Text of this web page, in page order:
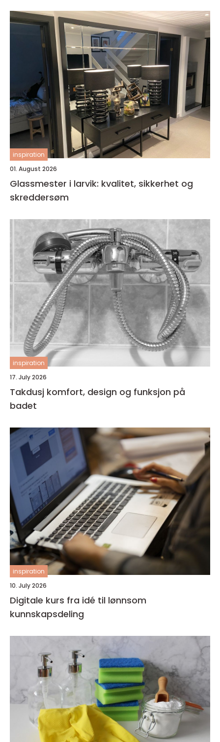
inspiration
01. August 2026
Glassmester i larvik: kvalitet, sikkerhet og
skreddersøm
inspiration
17. July 2026
Takdusj komfort, design og funksjon på
badet
inspiration
10. July 2026
Digitale kurs fra idé til lønnsom
kunnskapsdeling